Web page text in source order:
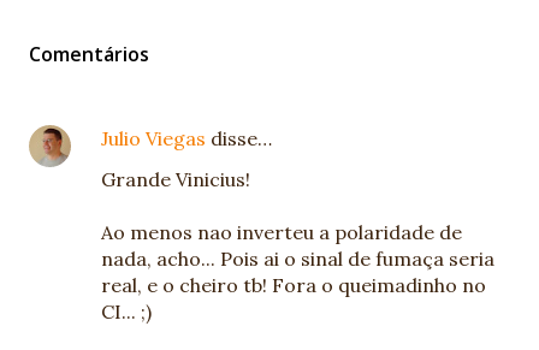
Comentários
Julio Viegas disse…
Grande Vinicius!
Ao menos nao inverteu a polaridade de
nada, acho... Pois ai o sinal de fumaça seria
real, e o cheiro tb! Fora o queimadinho no
CI... ;)